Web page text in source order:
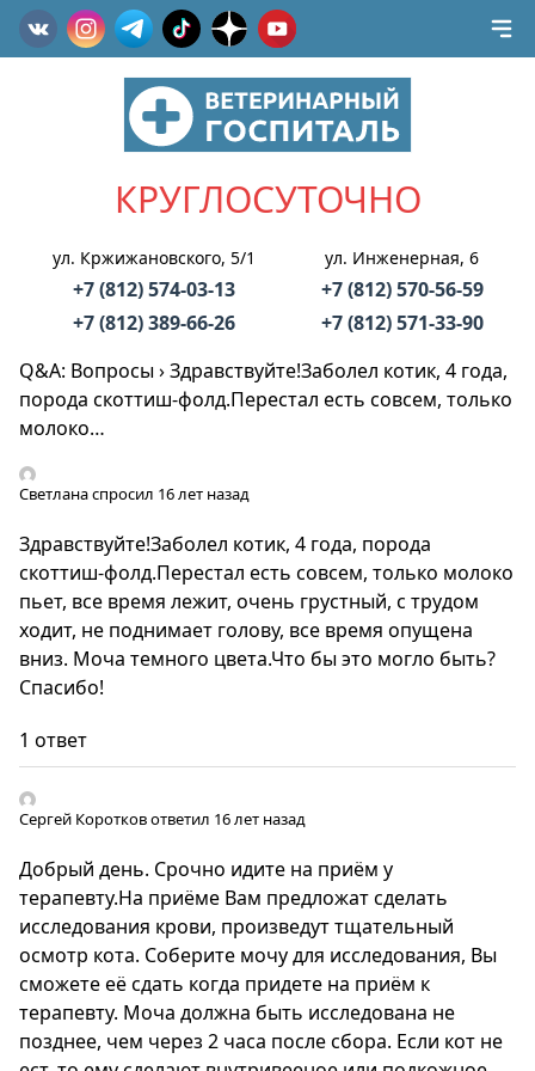
КРУГЛОСУТОЧНО
ул. Кржижановского, 5/1
+7 (812) 574-03-13
+7 (812) 389-66-26
ул. Инженерная, 6
+7 (812) 570-56-59
+7 (812) 571-33-90
Q&A: Вопросы›Здравствуйте!Заболел котик, 4 года,
порода скоттиш-фолд.Перестал есть совсем, только
молоко…
Светланаспросил 16 лет назад
Здравствуйте!Заболел котик, 4 года, порода
скоттиш-фолд.Перестал есть совсем, только молоко
пьет, все время лежит, очень грустный, с трудом
ходит, не поднимает голову, все время опущена
вниз. Моча темного цвета.Что бы это могло быть?
Спасибо!
1 ответ
Сергей Коротковответил 16 лет назад
Добрый день. Срочно идите на приём у
терапевту.На приёме Вам предложат сделать
исследования крови, произведут тщательный
осмотр кота. Соберите мочу для исследования, Вы
сможете её сдать когда придете на приём к
терапевту. Моча должна быть исследована не
позднее, чем через 2 часа после сбора. Если кот не